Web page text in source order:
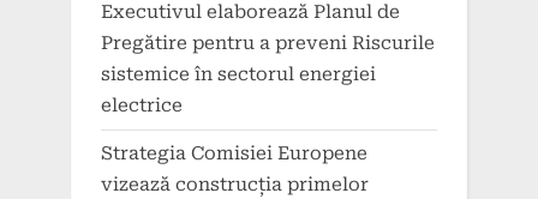
Executivul elaborează Planul de
Pregătire pentru a preveni Riscurile
sistemice în sectorul energiei
electrice
Strategia Comisiei Europene
vizează construcția primelor